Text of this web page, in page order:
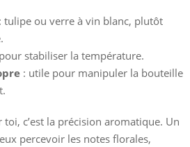
: tulipe ou verre à vin blanc, plutôt
stabiliser la température.
: utile pour manipuler la bouteille
toi, c’est la précision aromatique. Un
percevoir les notes florales,